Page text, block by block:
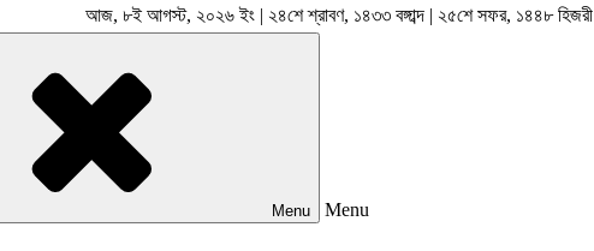
আজ, ৮ই আগস্ট, ২০২৬ ইং | ২৪শে শ্রাবণ, ১৪৩৩ বঙ্গাব্দ | ২৫শে সফর, ১৪৪৮ হিজরী
Menu Menu